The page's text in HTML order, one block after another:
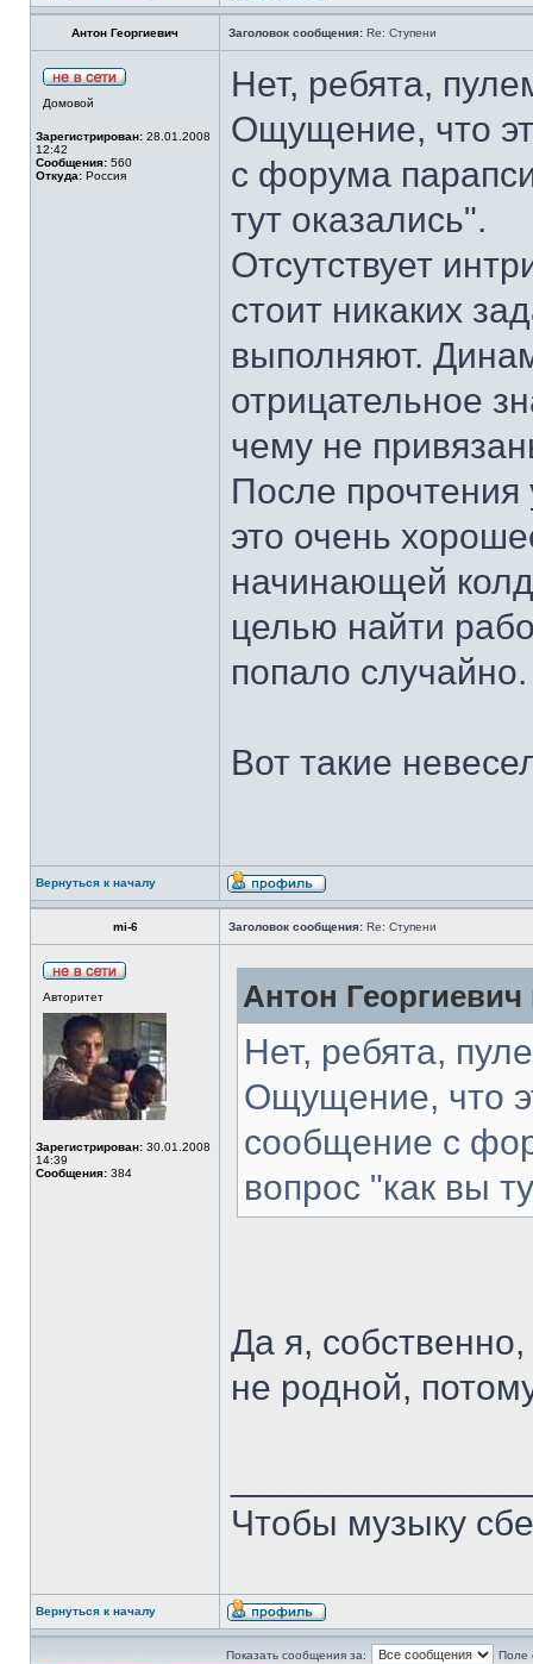
Антон Георгиевич Заголовок сообщения: Re: Ступени
Домовой
Зарегистрирован: 28.01.2008
12:42
Сообщения: 560
Откуда: Россия
Нет, ребята,
Ощущение, что
с форума
тут оказались".
Отсутствует
стоит никаких
выполняют.
отрицательное
чему не
После
это очень
начинающей
целью найти
попало случайно.
Вот такие
Вернуться к началу
mi-6 Заголовок сообщения: Re: Ступени
Авторитет
Зарегистрирован: 30.01.2008
14:39
Сообщения: 384
Антон Георгиевич
Нет, ребята,
Ощущение, что
сообщение с
вопрос "как вы
Да я,
не родной,
Чтобы музыку
Вернуться к началу
Показать сообщения за: Поле